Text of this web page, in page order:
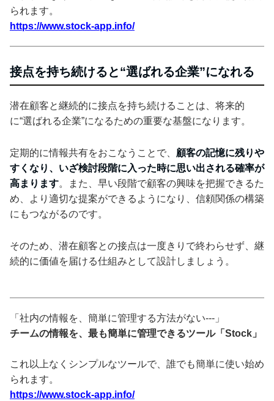
られます。
https://www.stock-app.info/
接点を持ち続けると“選ばれる企業”になれる
潜在顧客と継続的に接点を持ち続けることは、将来的
に“選ばれる企業”になるための重要な基盤になります。
定期的に情報共有をおこなうことで、 顧客の記憶に残りや
すくなり、いざ検討段階に入った時に思い出される確率が
高まります。また、早い段階で顧客の興味を把握できるた
め、より適切な提案ができるようになり、信頼関係の構築
にもつながるのです。
そのため、潜在顧客との接点は一度きりで終わらせず、継
続的に価値を届ける仕組みとして設計しましょう。
「社内の情報を、簡単に管理する方法がない---」
チームの情報を、最も簡単に管理できるツール「Stock」
これ以上なくシンプルなツールで、誰でも簡単に使い始め
られます。
https://www.stock-app.info/